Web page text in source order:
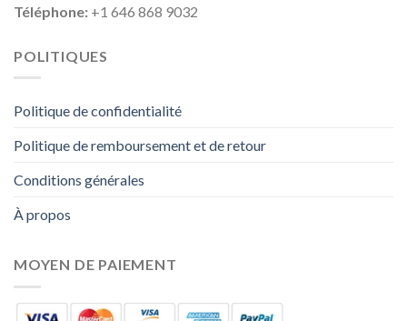
Téléphone: +1 646 868 9032
POLITIQUES
Politique de confidentialité
Politique de remboursement et de retour
Conditions générales
À propos
MOYEN DE PAIEMENT